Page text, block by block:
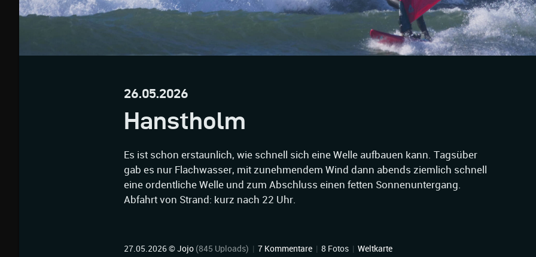
26.05.2026
Hanstholm
Es ist schon erstaunlich, wie schnell sich eine Welle aufbauen kann. Tagsüber
gab es nur Flachwasser, mit zunehmendem Wind dann abends ziemlich schnell
eine ordentliche Welle und zum Abschluss einen fetten Sonnenuntergang.
Abfahrt von Strand: kurz nach 22 Uhr.
27.05.2026 ©Jojo (845 Uploads) | 7 Kommentare | 8 Fotos | Weltkarte